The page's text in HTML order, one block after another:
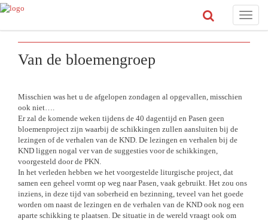
Toggle
Van de bloemengroep
Misschien was het u de afgelopen zondagen al opgevallen, misschien
ook niet….
Er zal de komende weken tijdens de 40 dagentijd en Pasen geen
bloemenproject zijn waarbij de schikkingen zullen aansluiten bij de
lezingen of de verhalen van de KND. De lezingen en verhalen bij de
KND liggen nogal ver van de suggesties voor de schikkingen,
voorgesteld door de PKN.
In het verleden hebben we het voorgestelde liturgische project, dat
samen een geheel vormt op weg naar Pasen, vaak gebruikt. Het zou ons
inziens, in deze tijd van soberheid en bezinning, teveel van het goede
worden om naast de lezingen en de verhalen van de KND ook nog een
aparte schikking te plaatsen. De situatie in de wereld vraagt ook om